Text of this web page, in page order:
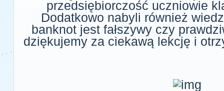
przedsiębiorczość uczniowie
Dodatkowo nabyli również
banknot jest fałszywy czy
dziękujemy za ciekawą lekcję i